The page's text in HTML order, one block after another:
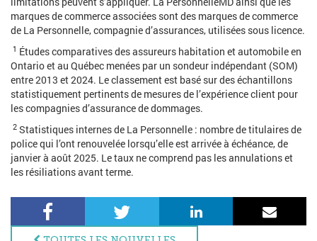
marques de commerce associées sont des marques de commerce
de La Personnelle, compagnie d’assurances, utilisées sous licence.
1 Études comparatives des assureurs habitation et automobile en
Ontario et au Québec menées par un sondeur indépendant (SOM)
entre 2013 et 2024. Le classement est basé sur des échantillons
statistiquement pertinents de mesures de l’expérience client pour
les compagnies d’assurance de dommages.
2 Statistiques internes de La Personnelle : nombre de titulaires de
police qui l’ont renouvelée lorsqu’elle est arrivée à échéance, de
janvier à août 2025. Le taux ne comprend pas les annulations et
les résiliations avant terme.
Facebook LinkedIn